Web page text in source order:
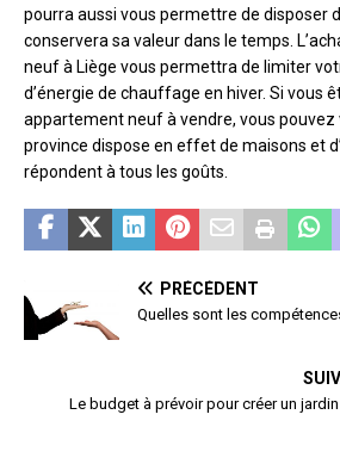
pourra aussi vous permettre de disposer
conservera sa valeur dans le temps.
neuf à Liège vous permettra de limiter
d’énergie de chauffage en hiver. Si vous
appartement neuf à vendre, vous pouvez
province dispose en effet de maisons et
répondent à tous les goûts.
PRÉCÉDENT
Quelles sont les
Le budget à prévoir pour créer un